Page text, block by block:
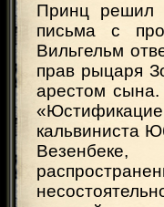
Принц решил
письма с
Вильгельм
прав рыцаря
арестом
кальвиниста